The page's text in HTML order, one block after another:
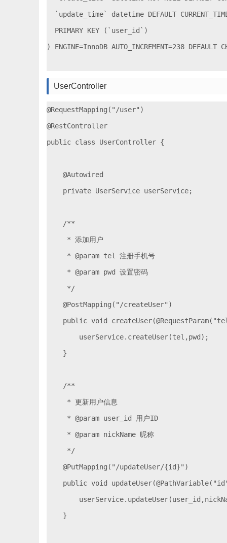
`update_time` datetime DEFAULT
  PRIMARY KEY (`user_id`)
) ENGINE=InnoDB AUTO_INCREMENT=238 DEFAULT
UserController
@RequestMapping("/user")
@RestController
public class UserController {
    @Autowired
    private UserService userService;
    /**
     * 添加用户
     * @param tel 注册手机号
     * @param pwd 设置密码
     */
    @PostMapping("/createUser")
public void
        userService.createUser(tel,pwd);
    }
    /**
     * 更新用户信息
     * @param user_id 用户ID
     * @param nickName 昵称
     */
    @PutMapping("/updateUser/{id}")
public void
    }